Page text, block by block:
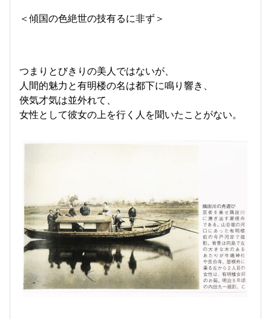
＜傾国の色絶世の技有るに非ず＞
つまりとびきりの美人ではないが、
人間的魅力と有明楼の名は都下に鳴り響き、
俠気才気は並外れて、
女性として彼女の上を行く人を聞いたことがない。